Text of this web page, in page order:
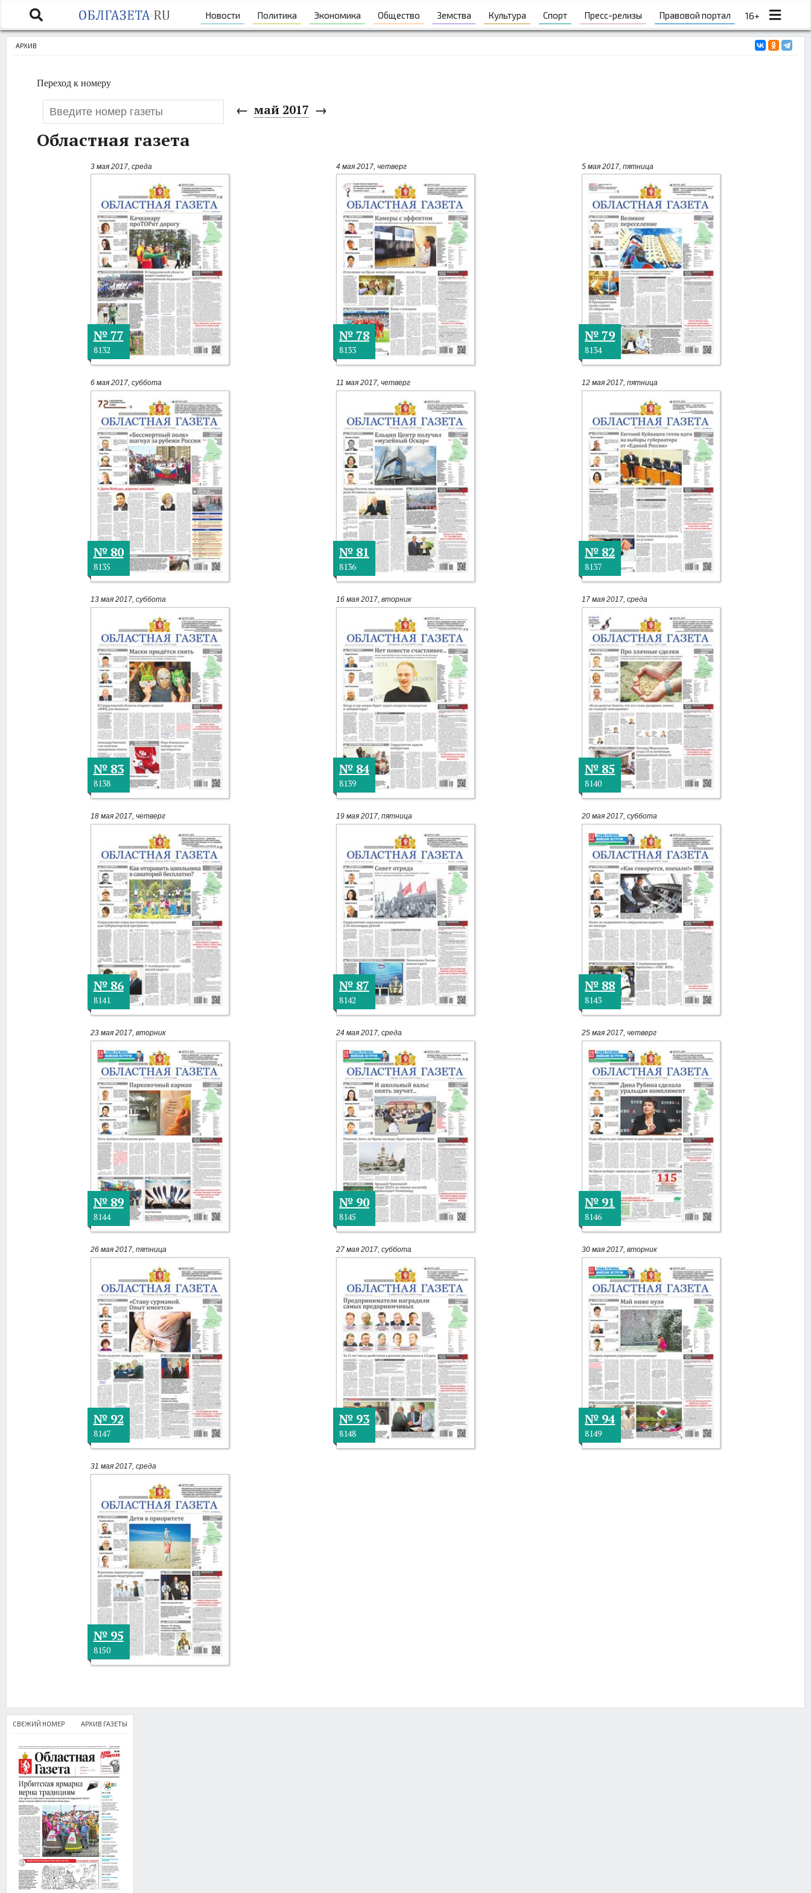
Новости Политика Экономика Общество Земства Культура Спорт Пресс-релизы Правовой портал 16+
АРХИВ
Переход к номеру
← май 2017 →
Областная газета
3 мая 2017, среда
№ 77
8132
4 мая 2017, четверг
№ 78
8133
5 мая 2017, пятница
№ 79
8134
6 мая 2017, суббота
№ 80
8135
11 мая 2017, четверг
№ 81
8136
12 мая 2017, пятница
№ 82
8137
13 мая 2017, суббота
№ 83
8138
16 мая 2017, вторник
№ 84
8139
17 мая 2017, среда
№ 85
8140
18 мая 2017, четверг
№ 86
8141
19 мая 2017, пятница
№ 87
8142
20 мая 2017, суббота
№ 88
8143
23 мая 2017, вторник
№ 89
8144
24 мая 2017, среда
№ 90
8145
25 мая 2017, четверг
№ 91
8146
26 мая 2017, пятница
№ 92
8147
27 мая 2017, суббота
№ 93
8148
30 мая 2017, вторник
№ 94
8149
31 мая 2017, среда
№ 95
8150
СВЕЖИЙ НОМЕР АРХИВ ГАЗЕТЫ